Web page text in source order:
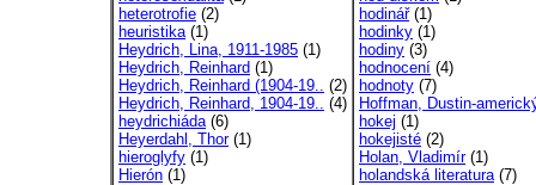
heterotrofie (2)
heuristika(1)
Heydrich, Lina, 1911-1985 (1)
Heydrich, Reinhard (1)
Heydrich, Reinhard (1904-19.. (2)
Heydrich, Reinhard, 1904-19.. (4)
heydrichiáda(6)
Heyerdahl, Thor(1)
hieroglyfy (1)
Hierón (1)
hodinář(1)
hodinky (1)
hodiny (3)
hodnocení (4)
hodnoty (7)
Hoffman, Dustin-
hokej (1)
hokejisté (2)
Holan, Vladimír(1)
holandská literatura(7)